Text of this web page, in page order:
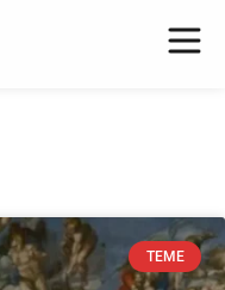
TEME